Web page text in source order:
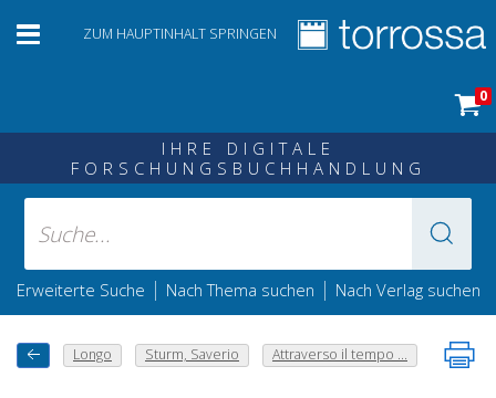
ZUM HAUPTINHALT SPRINGEN
0
IHRE DIGITALE
FORSCHUNGSBUCHHANDLUNG
Erweiterte Suche | Nach Thema suchen | Nach Verlag suchen
Longo Sturm, Saverio Attraverso il tempo ...